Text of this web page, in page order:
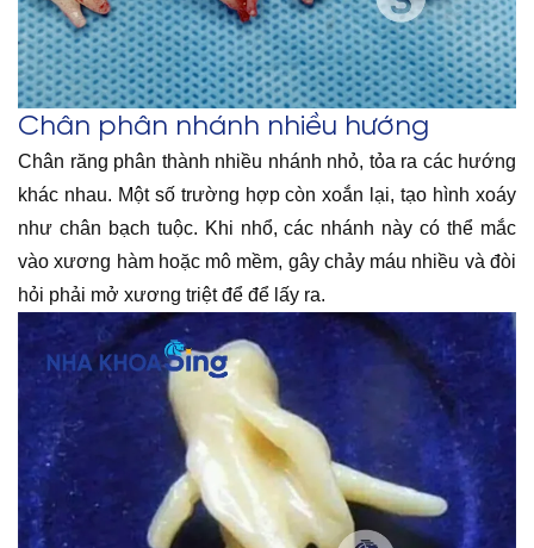
Chân phân nhánh nhiều hướng
Chân răng phân thành nhiều nhánh nhỏ, tỏa ra các hướng
khác nhau. Một số trường hợp còn xoắn lại, tạo hình xoáy
như chân bạch tuộc. Khi nhổ, các nhánh này có thể mắc
vào xương hàm hoặc mô mềm, gây chảy máu nhiều và đòi
hỏi phải mở xương triệt để để lấy ra.